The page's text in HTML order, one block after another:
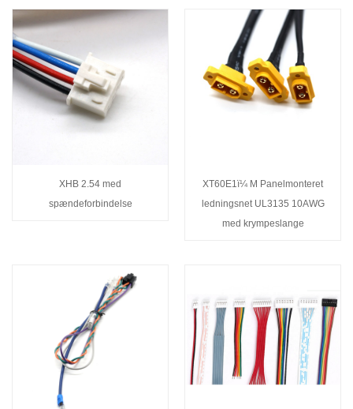
XHB 2.54 med
spændeforbindelse
XT60E1ï¼ M Panelmonteret
ledningsnet UL3135 10AWG
med krympeslange